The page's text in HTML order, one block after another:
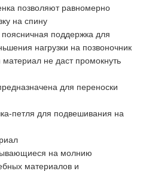
позволяют равномерно
на спину
поддержка для
нагрузки на позвоночник
не даст промокнуть
для переноски
петля для подвешивания на
на молнию
материалов и